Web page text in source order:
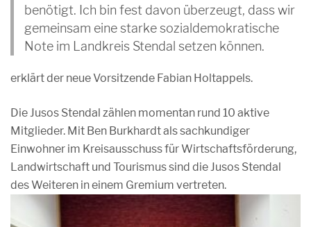
benötigt. Ich bin fest davon überzeugt, dass wir
gemeinsam eine starke sozialdemokratische
Note im Landkreis Stendal setzen können.
erklärt der neue Vorsitzende Fabian Holtappels.
Die Jusos Stendal zählen momentan rund 10 aktive
Mitglieder. Mit Ben Burkhardt als sachkundiger
Einwohner im Kreisausschuss für Wirtschaftsförderung,
Landwirtschaft und Tourismus sind die Jusos Stendal
des Weiteren in einem Gremium vertreten.